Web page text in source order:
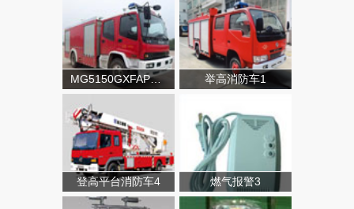
MG5150GXFAP50A类泡沫消防车 举高消防车1
登高平台消防车4 燃气报警3